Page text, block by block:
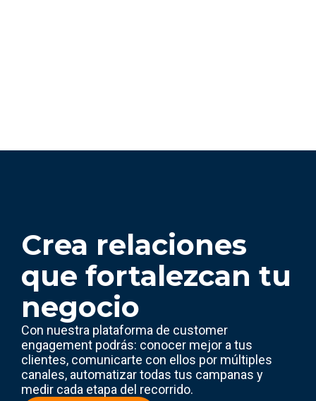
Crea relaciones
que fortalezcan tu
negocio
Con nuestra plataforma de customer
engagement podrás: conocer mejor a tus
clientes, comunicarte con ellos por múltiples
canales, automatizar todas tus campanas y
medir cada etapa del recorrido.